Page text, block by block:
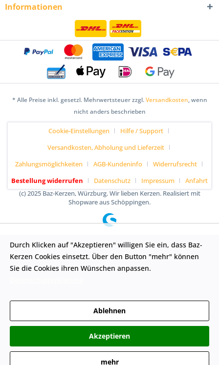
Informationen
* Alle Preise inkl. gesetzl. Mehrwertsteuer zzgl.Versandkosten, wenn
nicht anders beschrieben
Cookie-Einstellungen
Hilfe / Support
Versandkosten, Abholung und Lieferzeit
Zahlungsmöglichkeiten
AGB-Kundeninfo
Widerrufsrecht
Bestellung widerrufen
Datenschutz Impressum
Anfahrt
(c) 2025 Baz-Kerzen, Würzburg. Wir lieben Kerzen. Realisiert mit
Shopware aus Schöppingen.
Durch Klicken auf "Akzeptieren" willigen Sie ein, dass Baz-
Kerzen Cookies einsetzt. Über den Button "mehr" können
Sie die Cookies ihren Wünschen anpassen.
Ablehnen
Akzeptieren
mehr